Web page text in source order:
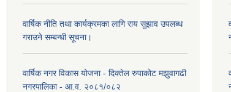
वार्षिक नीति तथा कार्यक्रमका लागि राय सुझाव उपलब्ध
गराउने सम्बन्धी सूचना।
वार्षिक नगर विकास योजना - दिक्तेल रुपाकोट मझुवागढी
नगरपालिका - आ.व. २०८१/०८२